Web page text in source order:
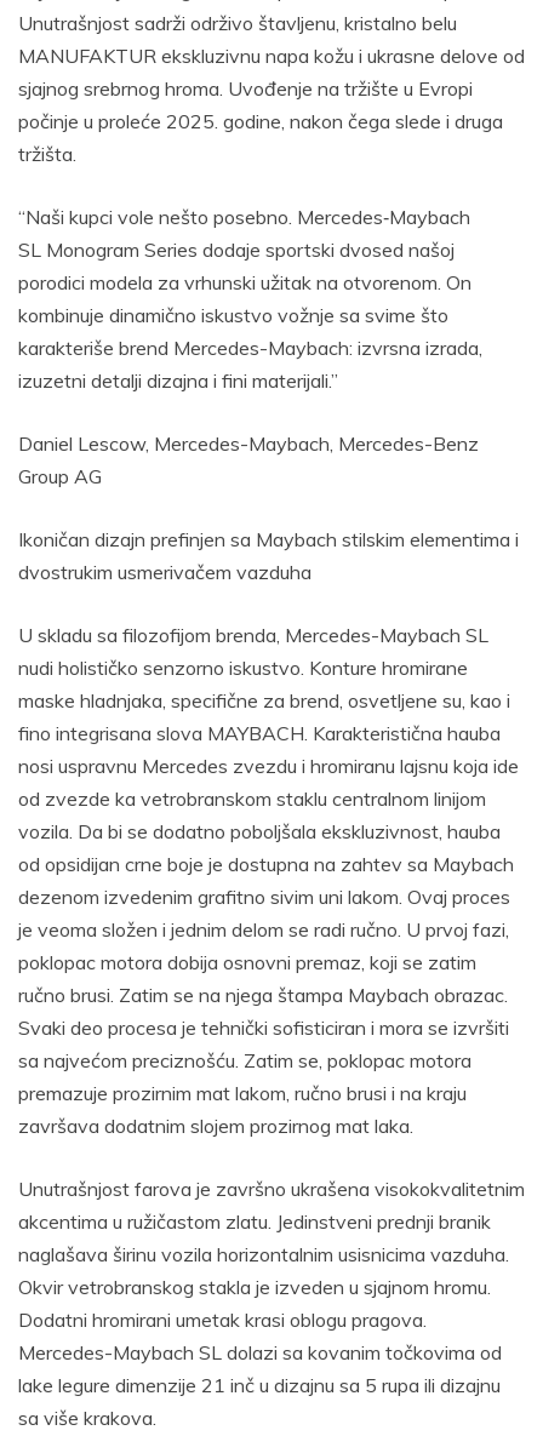
Unutrašnjost sadrži održivo štavljenu, kristalno belu
MANUFAKTUR ekskluzivnu napa kožu i ukrasne delove od
sjajnog srebrnog hroma. Uvođenje na tržište u Evropi
počinje u proleće 2025. godine, nakon čega slede i druga
tržišta.
“Naši kupci vole nešto posebno. Mercedes‑Maybach
SL Monogram Series dodaje sportski dvosed našoj
porodici modela za vrhunski užitak na otvorenom. On
kombinuje dinamično iskustvo vožnje sa svime što
karakteriše brend Mercedes-Maybach: izvrsna izrada,
izuzetni detalji dizajna i fini materijali.”
Daniel Lescow, Mercedes-Maybach, Mercedes-Benz
Group AG
Ikoničan dizajn prefinjen sa Maybach stilskim elementima i
dvostrukim usmerivačem vazduha
U skladu sa filozofijom brenda, Mercedes-Maybach SL
nudi holističko senzorno iskustvo. Konture hromirane
maske hladnjaka, specifične za brend, osvetljene su, kao i
fino integrisana slova MAYBACH. Karakteristična hauba
nosi uspravnu Mercedes zvezdu i hromiranu lajsnu koja ide
od zvezde ka vetrobranskom staklu centralnom linijom
vozila. Da bi se dodatno poboljšala ekskluzivnost, hauba
od opsidijan crne boje je dostupna na zahtev sa Maybach
dezenom izvedenim grafitno sivim uni lakom. Ovaj proces
je veoma složen i jednim delom se radi ručno. U prvoj fazi,
poklopac motora dobija osnovni premaz, koji se zatim
ručno brusi. Zatim se na njega štampa Maybach obrazac.
Svaki deo procesa je tehnički sofisticiran i mora se izvršiti
sa najvećom preciznošću. Zatim se, poklopac motora
premazuje prozirnim mat lakom, ručno brusi i na kraju
završava dodatnim slojem prozirnog mat laka.
Unutrašnjost farova je završno ukrašena visokokvalitetnim
akcentima u ružičastom zlatu. Jedinstveni prednji branik
naglašava širinu vozila horizontalnim usisnicima vazduha.
Okvir vetrobranskog stakla je izveden u sjajnom hromu.
Dodatni hromirani umetak krasi oblogu pragova.
Mercedes-Maybach SL dolazi sa kovanim točkovima od
lake legure dimenzije 21 inč u dizajnu sa 5 rupa ili dizajnu
sa više krakova.